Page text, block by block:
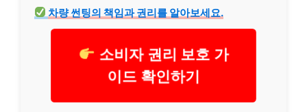
차량 썬팅의 책임과 권리를 알아보세요.
소비자 권리 보호 가
이드 확인하기